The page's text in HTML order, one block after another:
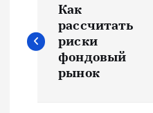
а
Как
рассчитать
риски
фондовый
рынок